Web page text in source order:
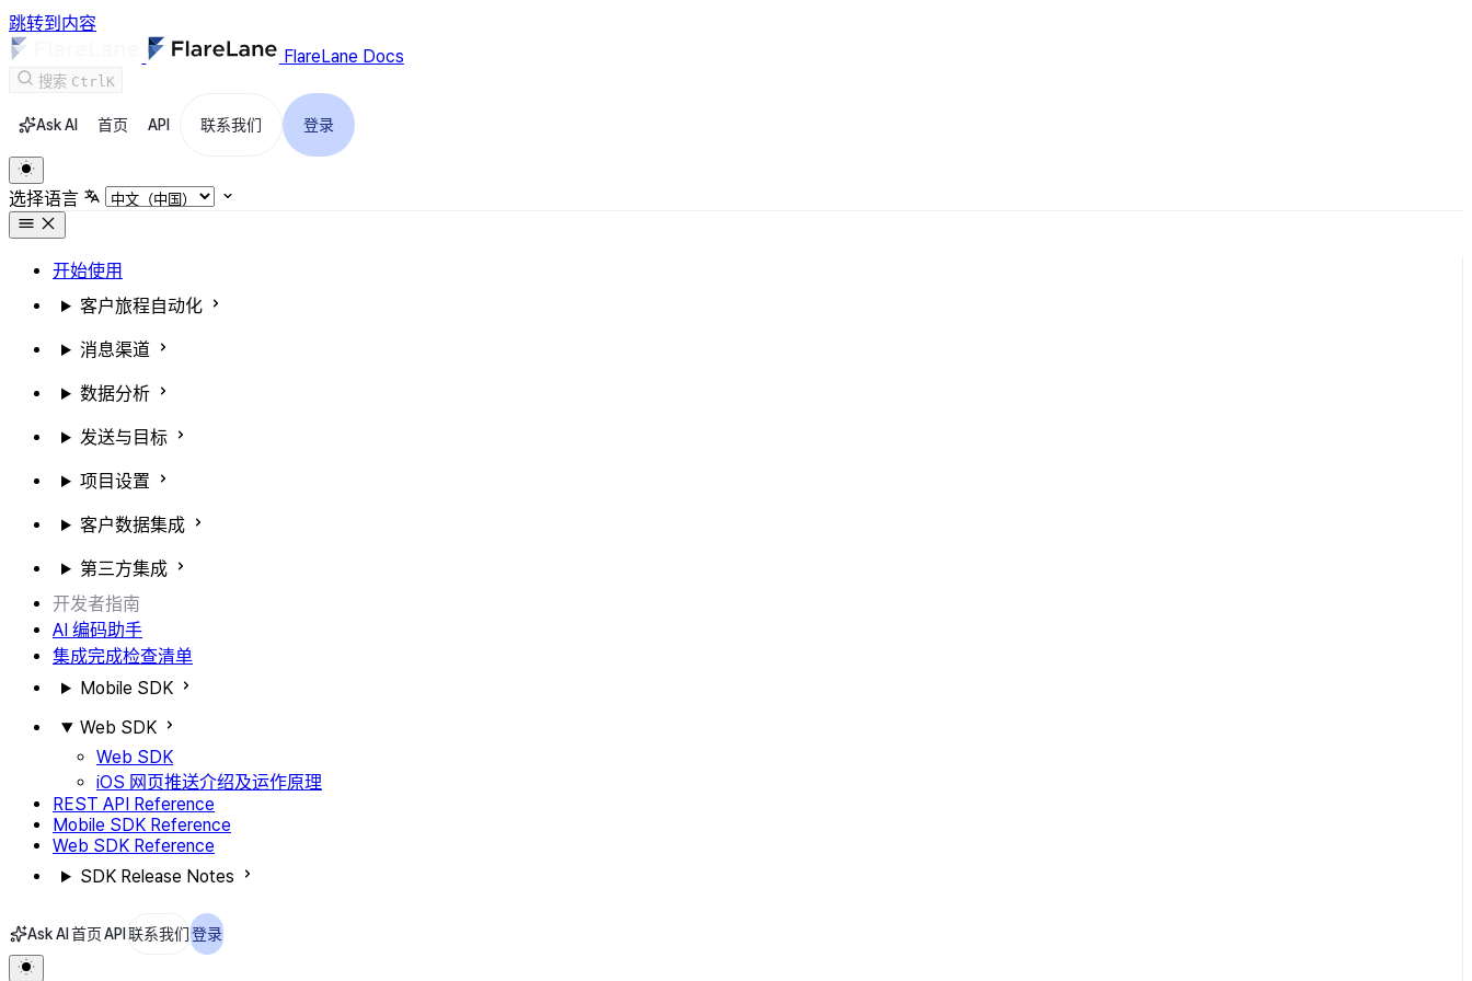
跳转到内容
FlareLane Docs
搜索 CtrlK
Ask AI 首页 API 联系我们 登录
选择语言
开始使用
客户旅程自动化
消息渠道
数据分析
发送与目标
项目设置
客户数据集成
第三方集成
开发者指南
AI 编码助手
集成完成检查清单
Mobile SDK
Web SDK
Web SDK
iOS 网页推送介绍及运作原理
REST API Reference
Mobile SDK Reference
Web SDK Reference
SDK Release Notes
Ask AI 首页API 联系我们 登录